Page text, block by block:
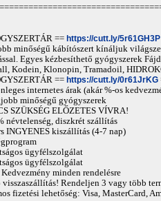
== https://cutt.ly/5r61GH3P
minőségű kábítószert kínáljuk
Egyes kézbesíthető gyógyszerek
Kodein, Klonopin, Tramadoil,
== https://cutt.ly/0r61JrKG
internetes árak (akár %-os
minőségű gyógyszerek
SZÜKSÉG ELŐZETES VÍVRA!
névtelenség, diszkrét szállítás
INGYENES kiszállítás (4-7 nap)
ügyfélszolgálat
ügyfélszolgálat
minden rendelésre
visszaszállítás! Rendeljen 3 vagy több
fizetési lehetőség: Visa, MasterCard,